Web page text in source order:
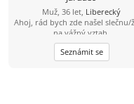
Muž, 36 let, Liberecký
Ahoj, rád bych zde našel slečnu/
na vážný vztah.
Seznámit se